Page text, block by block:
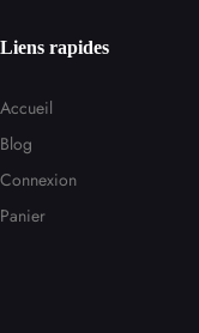
Liens rapides
Accueil
Blog
Connexion
Panier